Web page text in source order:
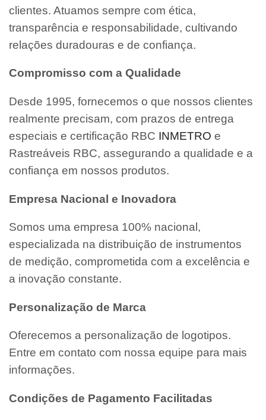
clientes. Atuamos sempre com ética,
transparência e responsabilidade, cultivando
relações duradouras e de confiança.
Compromisso com a Qualidade
Desde 1995, fornecemos o que nossos clientes
realmente precisam, com prazos de entrega
especiais e certificação RBC INMETRO e
Rastreáveis RBC, assegurando a qualidade e a
confiança em nossos produtos.
Empresa Nacional e Inovadora
Somos uma empresa 100% nacional,
especializada na distribuição de instrumentos
de medição, comprometida com a excelência e
a inovação constante.
Personalização de Marca
Oferecemos a personalização de logotipos.
Entre em contato com nossa equipe para mais
informações.
Condições de Pagamento Facilitadas